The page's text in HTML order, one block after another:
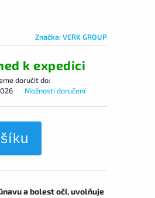
Značka:VERK GROUP
k expedici
doručit do:
Možnosti doručení
a bolest očí, uvolňuje